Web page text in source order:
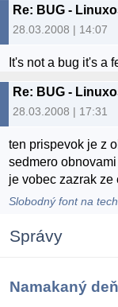
Re: BUG -
28.03.2008 | 14:07
It's not a bug it's a
Re: BUG -
28.03.2008 | 17:31
ten prispevok je z
sedmero
je vobec zazrak ze
Slobodný font na
Správy
Namakaný